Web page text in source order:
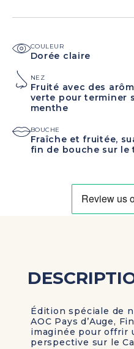
COULEUR
Dorée claire
NEZ
Fruité avec des
verte pour terminer
menthe
BOUCHE
Fraîche et fruitée,
fin de bouche sur le
Édition spéciale de
AOC Pays d’Auge,
imaginée pour offrir
perspective sur le